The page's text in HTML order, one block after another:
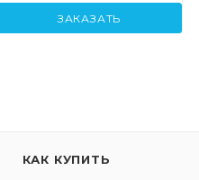
ЗАКАЗАТЬ
КАК КУПИТЬ